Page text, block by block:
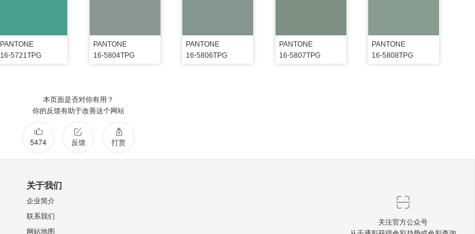
PANTONE
16-5721TPG
PANTONE
16-5804TPG
PANTONE
16-5806TPG
PANTONE
16-5807TPG
PANTONE
16-5808TPG
本页面是否对你有用？
你的反馈有助于改善这个网站
5474 反馈 打赏
关于我们
企业简介
联系我们
网站地图
关注官方公众号